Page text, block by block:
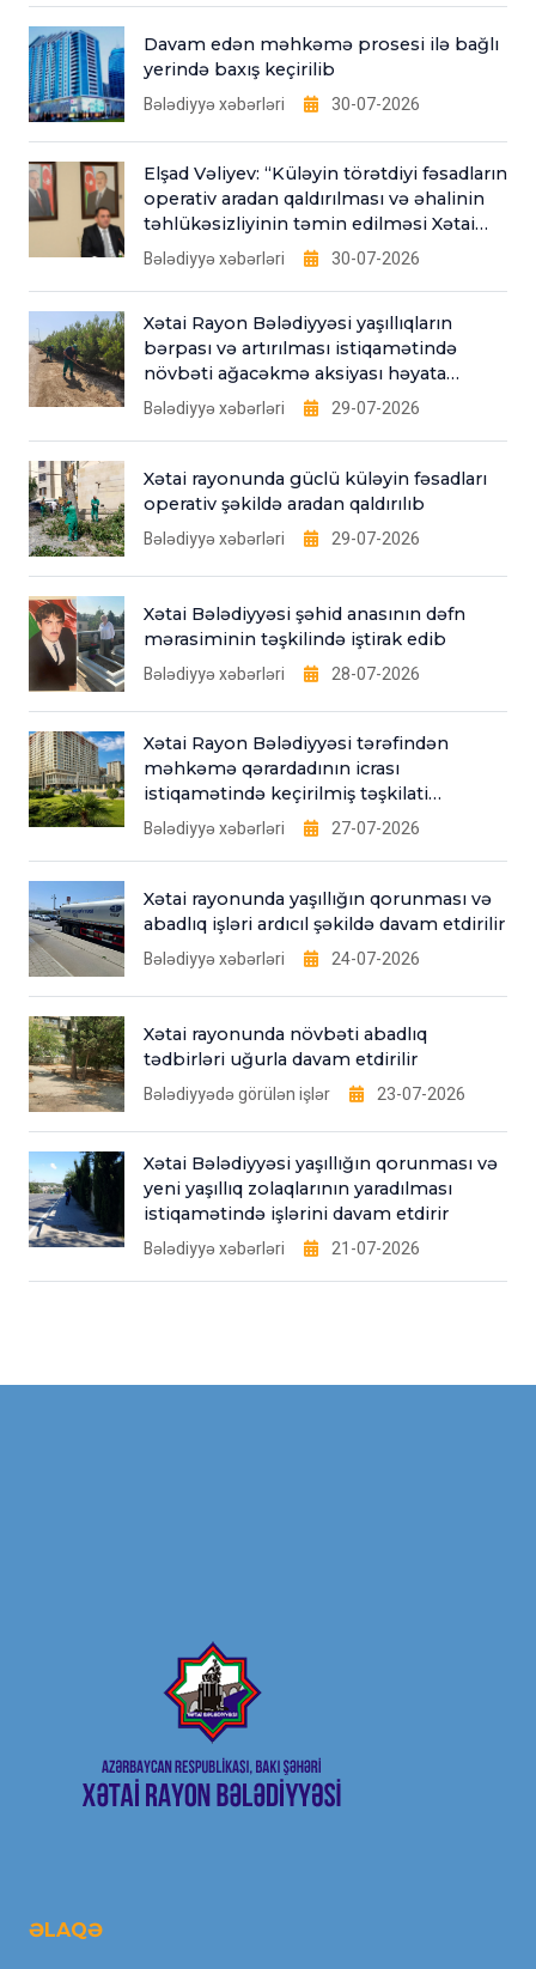
Davam edən məhkəmə prosesi ilə bağlı
yerində baxış keçirilib
Bələdiyyə xəbərləri 30-07-2026
Elşad Vəliyev: “Küləyin törətdiyi fəsadların
operativ aradan qaldırılması və əhalinin
təhlükəsizliyinin təmin edilməsi Xətai
Bələdiyyəsinin əsas fəaliyyət
istiqamətlərindəndir”
Bələdiyyə xəbərləri 30-07-2026
Xətai Rayon Bələdiyyəsi yaşıllıqların
bərpası və artırılması istiqamətində
növbəti ağacəkmə aksiyası həyata
keçirib
Bələdiyyə xəbərləri 29-07-2026
Xətai rayonunda güclü küləyin fəsadları
operativ şəkildə aradan qaldırılıb
Bələdiyyə xəbərləri 29-07-2026
Xətai Bələdiyyəsi şəhid anasının dəfn
mərasiminin təşkilində iştirak edib
Bələdiyyə xəbərləri 28-07-2026
Xətai Rayon Bələdiyyəsi tərəfindən
məhkəmə qərardadının icrası
istiqamətində keçirilmiş təşkilati
tədbirlər
Bələdiyyə xəbərləri 27-07-2026
Xətai rayonunda yaşıllığın qorunması və
abadlıq işləri ardıcıl şəkildə davam etdirilir
Bələdiyyə xəbərləri 24-07-2026
Xətai rayonunda növbəti abadlıq
tədbirləri uğurla davam etdirilir
Bələdiyyədə görülən işlər 23-07-2026
Xətai Bələdiyyəsi yaşıllığın qorunması və
yeni yaşıllıq zolaqlarının yaradılması
istiqamətində işlərini davam etdirir
Bələdiyyə xəbərləri 21-07-2026
ƏLAQƏ